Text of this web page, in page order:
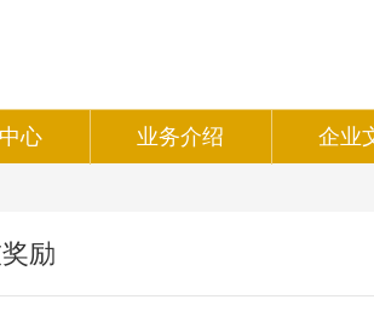
心 业务介绍 企业
励